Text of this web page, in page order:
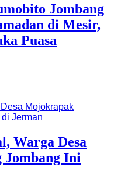
Jombang
di Mesir,
Puasa
Warga Desa
Jombang Ini